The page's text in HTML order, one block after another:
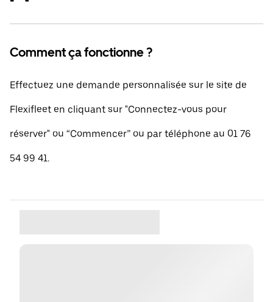
Comment ça fonctionne ?
Effectuez une demande personnalisée sur le site de
Flexifleet en cliquant sur "Connectez-vous pour
réserver" ou “Commencer” ou par téléphone au 01 76
54 99 41.